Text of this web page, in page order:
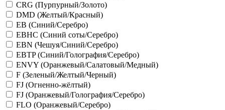
CRG (Пурпурный/Золото)
DMD (Желтый/Красный)
EB (Синий/Серебро)
EBHC (Синий соты/Серебро)
EBN (Чешуя/Синий/Серебро)
EBTP (Синий/Голография/Серебро)
ENVY (Оранжевый/Салатовый/Медный)
F (Зеленый/Желтый/Черный)
FJ (Огненно-жёлтый)
FJ (Оранжевый/Голография/Серебро)
FLO (Оранжевый/Серебро)